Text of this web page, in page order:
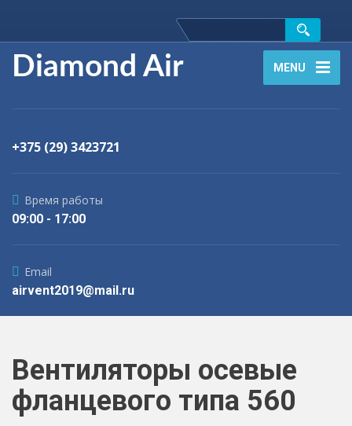
Diamond Air MENU
+375 (29) 3423721
Время работы
09:00 - 17:00
Email
airvent2019@mail.ru
Вентиляторы осевые
фланцевого типа 560